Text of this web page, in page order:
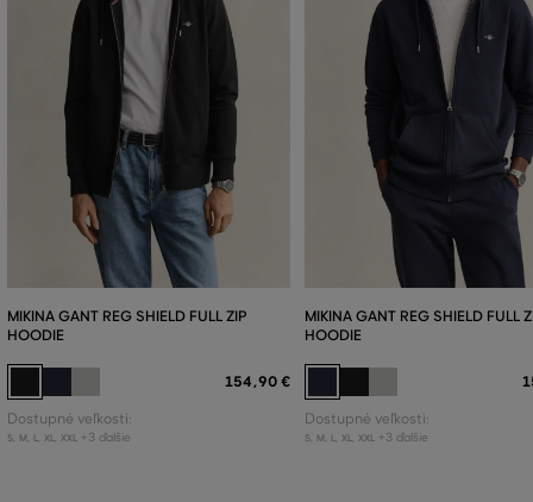
MIKINA GANT REG SHIELD FULL ZIP
HOODIE
154,90 €
Dostupné veľkosti:
S M L XL XXL +3 ďalšie
MIKINA GANT REG SHIELD FULL
HOODIE
Dostupné veľkosti:
S M L XL XXL +3 ďalšie